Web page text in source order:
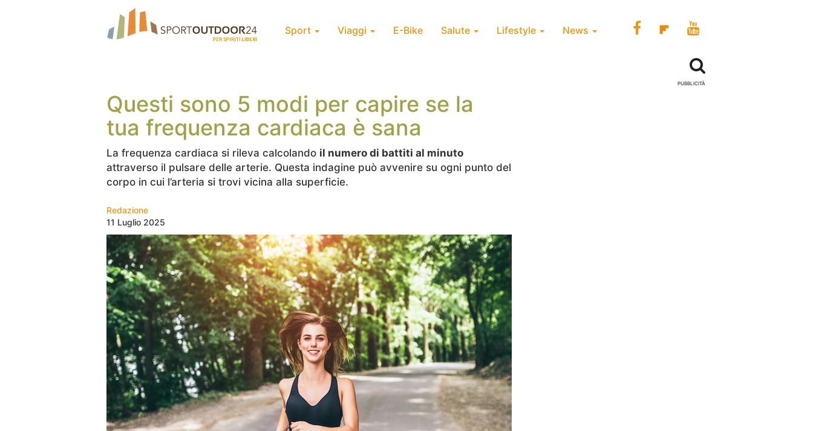
Sport Viaggi E-Bike Salute Lifestyle News
Questi sono 5 modi per capire se la
tua frequenza cardiaca è sana
La frequenza cardiaca si rileva calcolando il numero di battiti al minuto
attraverso il pulsare delle arterie. Questa indagine può avvenire su ogni punto del
corpo in cui l’arteria si trovi vicina alla superficie.
Redazione
11 Luglio 2025
PUBBLICITÀ